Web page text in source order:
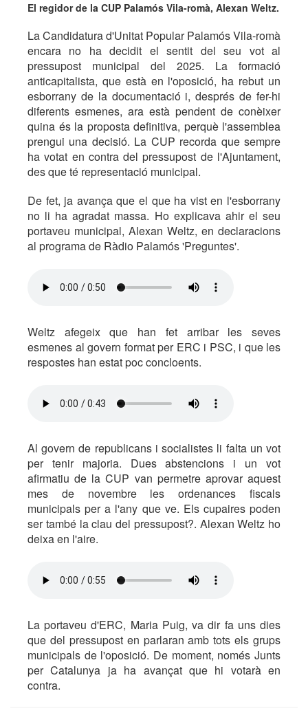
El regidor de la CUP Palamós Vila-romà, Alexan Weltz.
La Candidatura d'Unitat Popular Palamós Vila-romà
encara no ha decidit el sentit del seu vot al
pressupost municipal del 2025. La formació
anticapitalista, que està en l'oposició, ha rebut un
esborrany de la documentació i, després de fer-hi
diferents esmenes, ara està pendent de conèixer
quina és la proposta definitiva, perquè l'assemblea
prengui una decisió. La CUP recorda que sempre
ha votat en contra del pressupost de l'Ajuntament,
des que té representació municipal.
De fet, ja avança que el que ha vist en l'esborrany
no li ha agradat massa. Ho explicava ahir el seu
portaveu municipal, Alexan Weltz, en declaracions
al programa de Ràdio Palamós 'Preguntes'.
Weltz afegeix que han fet arribar les seves
esmenes al govern format per ERC i PSC, i que les
respostes han estat poc concloents.
Al govern de republicans i socialistes li falta un vot
per tenir majoria. Dues abstencions i un vot
afirmatiu de la CUP van permetre aprovar aquest
mes de novembre les ordenances fiscals
municipals per a l'any que ve. Els cupaires poden
ser també la clau del pressupost?. Alexan Weltz ho
deixa en l'aire.
La portaveu d'ERC, Maria Puig, va dir fa uns dies
que del pressupost en parlaran amb tots els grups
municipals de l'oposició. De moment, només Junts
per Catalunya ja ha avançat que hi votarà en
contra.